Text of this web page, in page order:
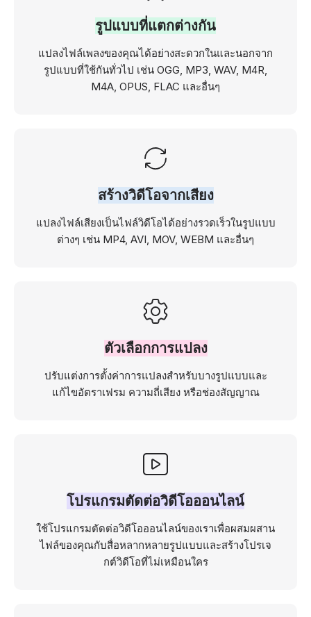
รูปแบบที่แตกต่างกัน
แปลงไฟล์เพลงของคุณได้อย่างสะดวกในและนอกจาก
รูปแบบที่ใช้กันทั่วไป เช่น OGG, MP3, WAV, M4R,
M4A, OPUS, FLAC และอื่นๆ
สร้างวิดีโอจากเสียง
แปลงไฟล์เสียงเป็นไฟล์วิดีโอได้อย่างรวดเร็วในรูปแบบ
ต่างๆ เช่น MP4, AVI, MOV, WEBM และอื่นๆ
ตัวเลือกการแปลง
ปรับแต่งการตั้งค่าการแปลงสำหรับบางรูปแบบและ
แก้ไขอัตราเฟรม ความถี่เสียง หรือช่องสัญญาณ
โปรแกรมตัดต่อวิดีโอออนไลน์
ใช้โปรแกรมตัดต่อวิดีโอออนไลน์ของเราเพื่อผสมผสาน
ไฟล์ของคุณกับสื่อหลากหลายรูปแบบและสร้างโปรเจ
กต์วิดีโอที่ไม่เหมือนใคร